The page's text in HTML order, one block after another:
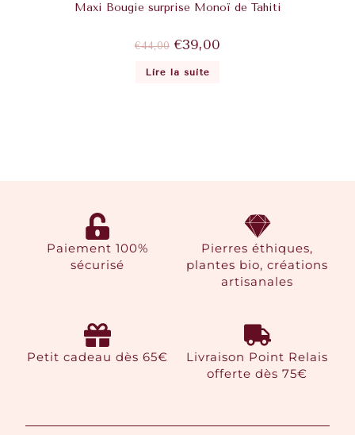
Maxi Bougie surprise Monoï de Tahiti
€44,00 €39,00
Lire la suite
Paiement 100%
sécurisé
Pierres éthiques,
plantes bio, créations
artisanales
Petit cadeau dès 65€
Livraison Point Relais
offerte dès 75€